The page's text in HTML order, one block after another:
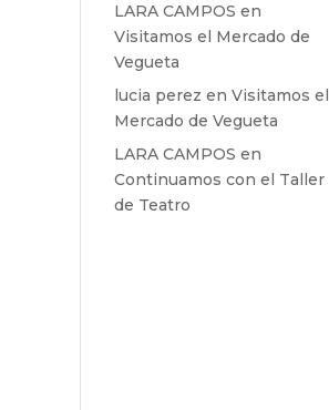
LARA CAMPOS en
Visitamos el Mercado de
Vegueta
lucia perez enVisitamos el
Mercado de Vegueta
LARA CAMPOS en
Continuamos con el Taller
de Teatro